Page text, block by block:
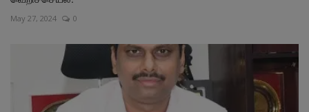
May 27, 2024 0